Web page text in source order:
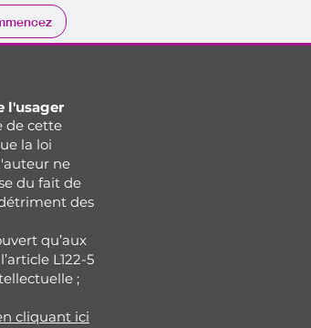
l'usager
de cette
la loi
ne
du fait de
des
qu’aux
L122-5
;
cliquant ici